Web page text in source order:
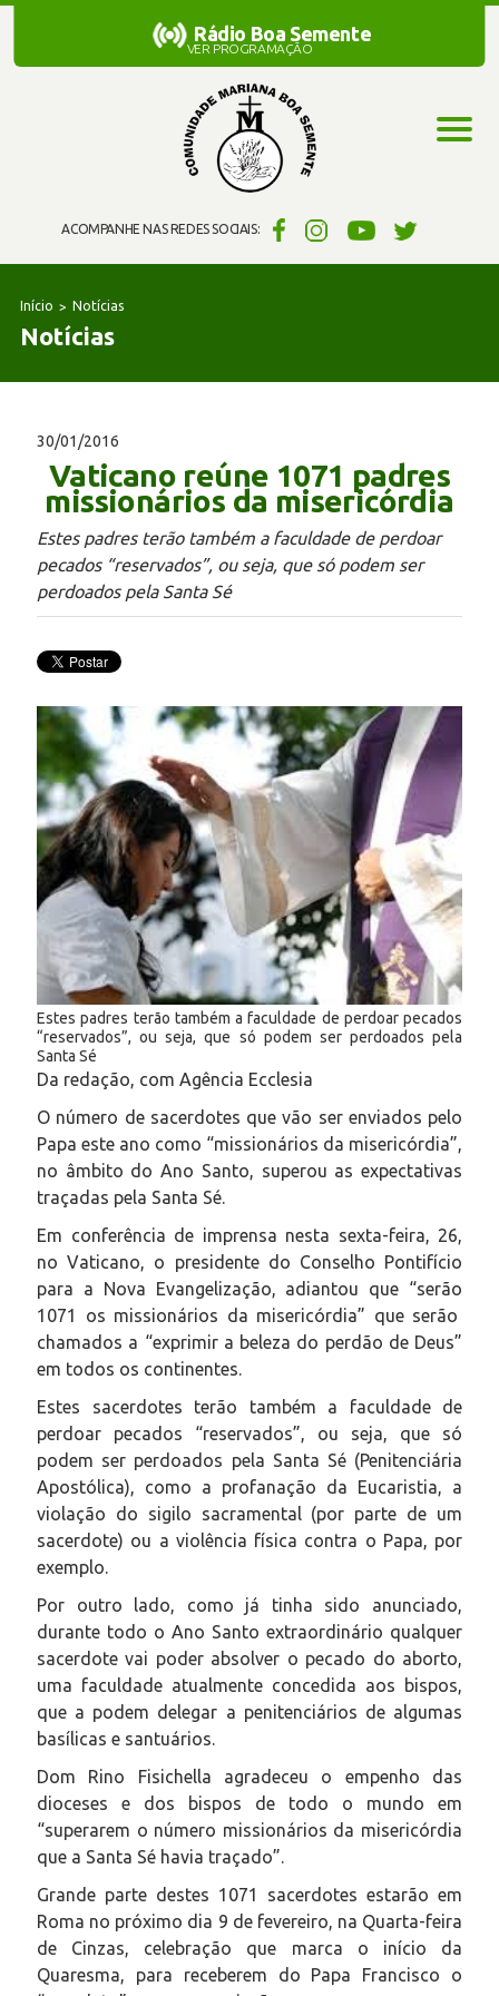
ACOMPANHE NAS REDES SOCIAIS:
Rádio Boa Semente
Rádio Boa Semente
VER PROGRAMAÇÃO
Início Notícias
Notícias
30/01/2016
Vaticano reúne 1071 padres
missionários da misericórdia
Estes padres terão também a faculdade de perdoar
pecados “reservados”, ou seja, que só podem ser
perdoados pela Santa Sé
Estes padres terão também a faculdade de perdoar pecados
“reservados”, ou seja, que só podem ser perdoados pela
Santa Sé
Da redação, com Agência Ecclesia
O número de sacerdotes que vão ser enviados pelo
Papa este ano como “missionários da misericórdia”,
no âmbito do Ano Santo, superou as expectativas
traçadas pela Santa Sé.
Em conferência de imprensa nesta sexta-feira, 26,
no Vaticano, o presidente do Conselho Pontifício
para a Nova Evangelização, adiantou que “serão
1071 os missionários da misericórdia” que serão
chamados a “exprimir a beleza do perdão de Deus”
em todos os continentes.
Estes sacerdotes terão também a faculdade de
perdoar pecados “reservados”, ou seja, que só
podem ser perdoados pela Santa Sé (Penitenciária
Apostólica), como a profanação da Eucaristia, a
violação do sigilo sacramental (por parte de um
sacerdote) ou a violência física contra o Papa, por
exemplo.
Por outro lado, como já tinha sido anunciado,
durante todo o Ano Santo extraordinário qualquer
sacerdote vai poder absolver o pecado do aborto,
uma faculdade atualmente concedida aos bispos,
que a podem delegar a penitenciários de algumas
basílicas e santuários.
Dom Rino Fisichella agradeceu o empenho das
dioceses e dos bispos de todo o mundo em
“superarem o número missionários da misericórdia
que a Santa Sé havia traçado”.
Grande parte destes 1071 sacerdotes estarão em
Roma no próximo dia 9 de fevereiro, na Quarta-feira
de Cinzas, celebração que marca o início da
Quaresma, para receberem do Papa Francisco o